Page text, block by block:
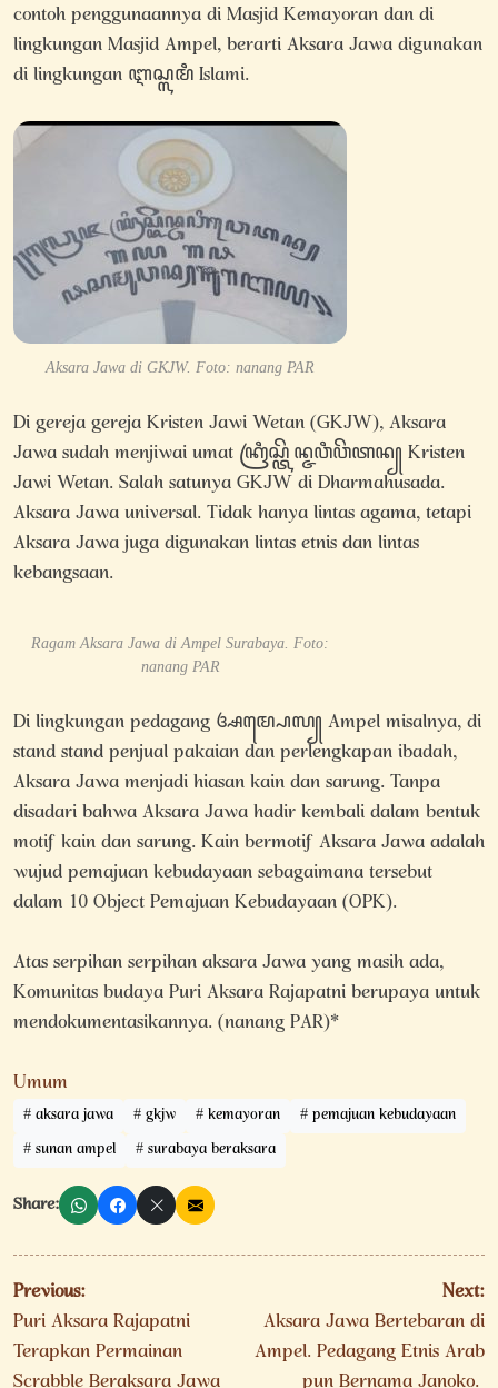
contoh penggunaannya di Masjid Kemayoran dan di
lingkungan Masjid Ampel, berarti Aksara Jawa digunakan
di lingkungan ꦆꦱ꧀ꦭꦩꦶ Islami.
Aksara Jawa di GKJW. Foto: nanang PAR
Di gereja gereja Kristen Jawi Wetan (GKJW), Aksara
Jawa sudah menjiwai umat ꦏꦿꦶꦱ꧀ꦠꦼꦤ꧀ꦗꦮꦶꦮꦼꦠꦤ꧀ Kristen
Jawi Wetan. Salah satunya GKJW di Dharmahusada.
Aksara Jawa universal. Tidak hanya lintas agama, tetapi
Aksara Jawa juga digunakan lintas etnis dan lintas
kebangsaan.
Ragam Aksara Jawa di Ampel Surabaya. Foto:
nanang PAR
Di lingkungan pedagang ꦄꦩ꧀ꦥꦺꦭ꧀ Ampel misalnya, di
stand stand penjual pakaian dan perlengkapan ibadah,
Aksara Jawa menjadi hiasan kain dan sarung. Tanpa
disadari bahwa Aksara Jawa hadir kembali dalam bentuk
motif kain dan sarung. Kain bermotif Aksara Jawa adalah
wujud pemajuan kebudayaan sebagaimana tersebut
dalam 10 Object Pemajuan Kebudayaan (OPK).
Atas serpihan serpihan aksara Jawa yang masih ada,
Komunitas budaya Puri Aksara Rajapatni berupaya untuk
mendokumentasikannya. (nanang PAR)*
Umum
aksara jawa gkjw kemayoran
pemajuan kebudayaan
sunan ampel
surabaya beraksara
Share:
Navigasi
pos
Previous:
Puri Aksara Rajapatni
Terapkan Permainan
Next:
Aksara Jawa Bertebaran di
Ampel. Pedagang Etnis Arab